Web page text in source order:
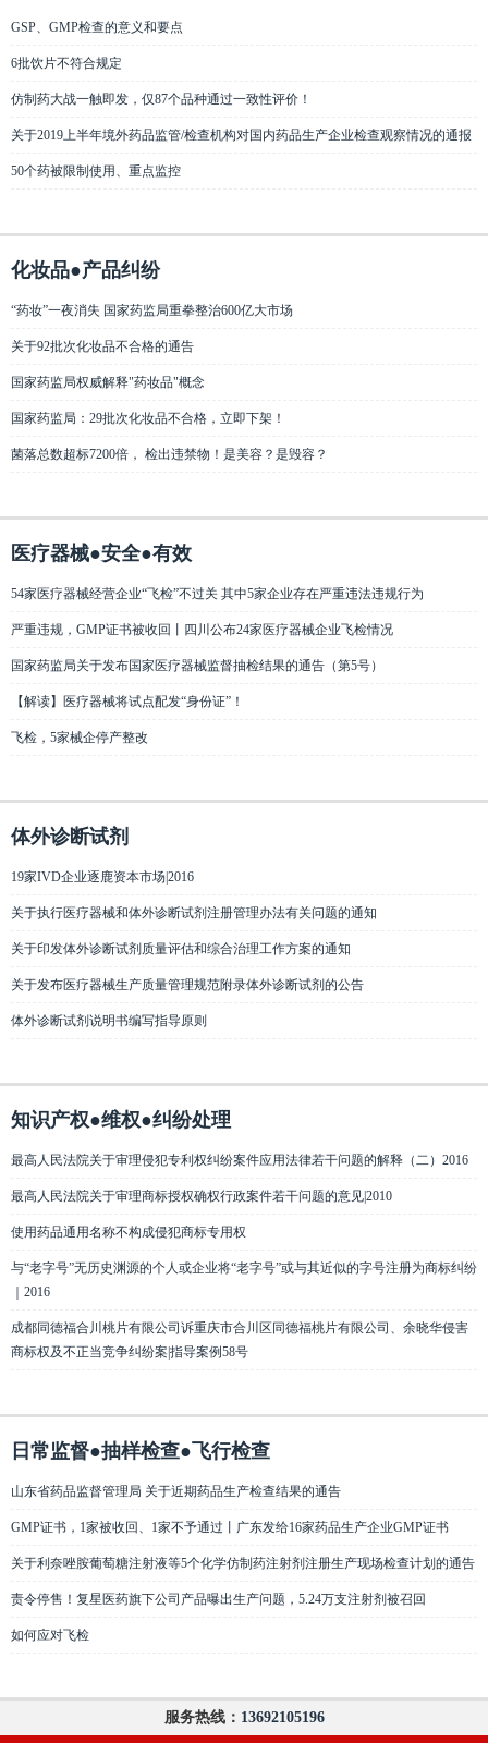
GSP、GMP检查的意义和要点
6批饮片不符合规定
仿制药大战一触即发，仅87个品种通过一致性评价！
关于2019上半年境外药品监管/检查机构对国内药品生产企业检查观察情况的通报
50个药被限制使用、重点监控
化妆品●产品纠纷
“药妆”一夜消失 国家药监局重拳整治600亿大市场
关于92批次化妆品不合格的通告
国家药监局权威解释"药妆品"概念
国家药监局：29批次化妆品不合格，立即下架！
菌落总数超标7200倍， 检出违禁物！是美容？是毁容？
医疗器械●安全●有效
54家医疗器械经营企业“飞检”不过关 其中5家企业存在严重违法违规行为
严重违规，GMP证书被收回丨四川公布24家医疗器械企业飞检情况
国家药监局关于发布国家医疗器械监督抽检结果的通告（第5号）
【解读】医疗器械将试点配发“身份证”！
飞检，5家械企停产整改
体外诊断试剂
19家IVD企业逐鹿资本市场|2016
关于执行医疗器械和体外诊断试剂注册管理办法有关问题的通知
关于印发体外诊断试剂质量评估和综合治理工作方案的通知
关于发布医疗器械生产质量管理规范附录体外诊断试剂的公告
体外诊断试剂说明书编写指导原则
知识产权●维权●纠纷处理
最高人民法院关于审理侵犯专利权纠纷案件应用法律若干问题的解释（二）2016
最高人民法院关于审理商标授权确权行政案件若干问题的意见|2010
使用药品通用名称不构成侵犯商标专用权
与“老字号”无历史渊源的个人或企业将“老字号”或与其近似的字号注册为商标纠纷
｜2016
成都同德福合川桃片有限公司诉重庆市合川区同德福桃片有限公司、余晓华侵害
商标权及不正当竞争纠纷案|指导案例58号
日常监督●抽样检查●飞行检查
山东省药品监督管理局 关于近期药品生产检查结果的通告
GMP证书，1家被收回、1家不予通过丨广东发给16家药品生产企业GMP证书
关于利奈唑胺葡萄糖注射液等5个化学仿制药注射剂注册生产现场检查计划的通告
责令停售！复星医药旗下公司产品曝出生产问题，5.24万支注射剂被召回
如何应对飞检
服务热线： 13692105196